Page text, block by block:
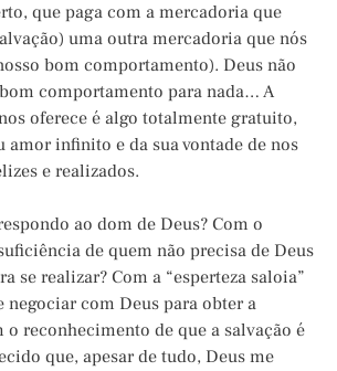
que paga com a mercadoria que
uma outra mercadoria que nós
bom comportamento). Deus não
comportamento para nada… A
oferece é algo totalmente gratuito,
amor infinito e da sua vontade de nos
e realizados.
ao dom de Deus? Com o
de quem não precisa de Deus
se realizar? Com a “esperteza saloia”
negociar com Deus para obter a
o reconhecimento de que a salvação é
que, apesar de tudo, Deus me